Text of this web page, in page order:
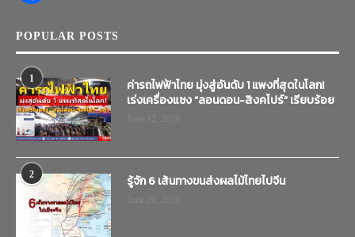
POPULAR POSTS
1
ค่ารถไฟฟ้าไทย มุ่งสู่อันดับ 1 แพงที่สุดในโลก!
เร่งเครื่องแซง “ลอนดอน-สิงคโปร์” เรียบร้อย
2 รู้จัก 6 เส้นทางขนส่งผลไม้ไทยไปจีน